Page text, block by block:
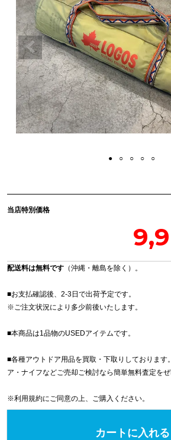
当店特別価格
配送料は無料です （沖縄・離島を除く）。
■お支払確認後、2-3日で出荷予定です。
※ご注文状況により多少前後いたします。
■本商品は1品物のUSEDアイテムです。
■各種アウトドア用品を買取・下取りしております
ア・ナイフなどご売却ご検討なら簡単無料査定をぜ
※利用規約にご同意の上、ご購入ください。
カートに入れる